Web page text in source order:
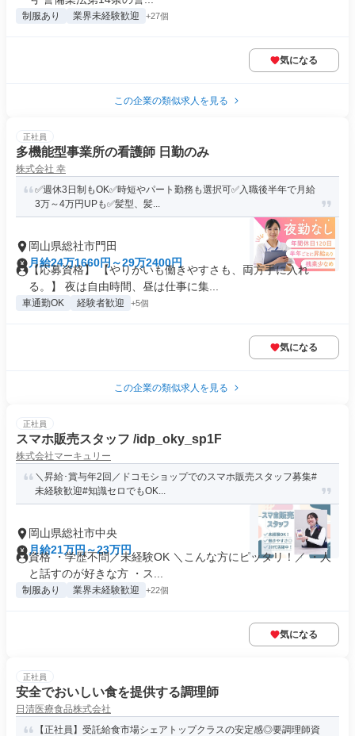
制服あり 業界未経験歓迎 +27個
気になる
この企業の類似求人を見る
正社員
多機能型事業所の看護師 日勤のみ
株式会社 幸
✅週休3日制もOK✅時短やパート勤務も選択可✅入職後半年で月給
3万～4万円UPも✅髪型、髪...
岡山県総社市門田
月給24万1660円～29万2400円
【応募資格】 【やりがいも働きやすさも、両方手に入れ
る。】 夜は自由時間、昼は仕事に集...
車通勤OK 経験者歓迎 +5個
気になる
この企業の類似求人を見る
正社員
スマホ販売スタッフ /idp_oky_sp1F
株式会社マーキュリー
＼昇給･賞与年2回／ドコモショップでのスマホ販売スタッフ募集#
未経験歓迎#知識セロでもOK...
岡山県総社市中央
月給21万円～23万円
資格 ・学歴不問／未経験OK ＼こんな方にピッタリ！／ ・人
と話すのが好きな方 ・ス...
制服あり 業界未経験歓迎 +22個
気になる
正社員
安全でおいしい食を提供する調理師
日清医療食品株式会社
【正社員】受託給食市場シェアトップクラスの安定感◎要調理師資